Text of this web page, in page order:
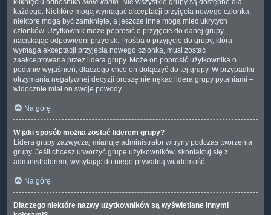
kliknięciu odnośnika Moje konto. Nie wszystkie grupy są dostępne dla
każdego. Niektóre mogą wymagać akceptacji przyjęcia nowego członka,
niektóre mogą być zamknięte, a jeszcze inne mogą mieć ukrytych
członków. Użytkownik może poprosić o przyjęcie do danej grupy,
naciskając odpowiedni przycisk. Prośba o przyjęcie do grupy, która
wymaga akceptacji przyjęcia nowego członka, musi zostać
zaakceptowana przez lidera grupy. Może on poprosić użytkownika o
podanie wyjaśnień, dlaczego chce on dołączyć do tej grupy. W przypadku
otrzymania negatywnej decyzji proszę nie nękać lidera grupy pytaniami –
widocznie miał on swoje powody.
Na górę
W jaki sposób można zostać liderem grupy?
Lidera grupy zazwyczaj mianuje administrator witryny podczas tworzenia
grupy. Jeśli chcesz utworzyć grupę użytkowników, skontaktuj się z
administratorem, wysyłając do niego prywatną wiadomość.
Na górę
Dlaczego niektóre nazwy użytkowników są wyświetlane innymi